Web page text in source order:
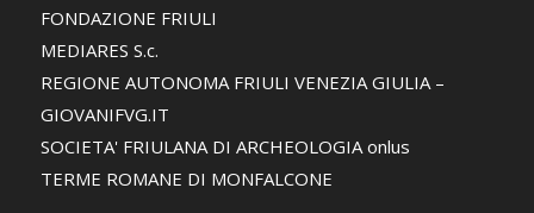
FONDAZIONE FRIULI
MEDIARES S.c.
REGIONE AUTONOMA FRIULI VENEZIA GIULIA –
GIOVANIFVG.IT
SOCIETA' FRIULANA DI ARCHEOLOGIA onlus
TERME ROMANE DI MONFALCONE